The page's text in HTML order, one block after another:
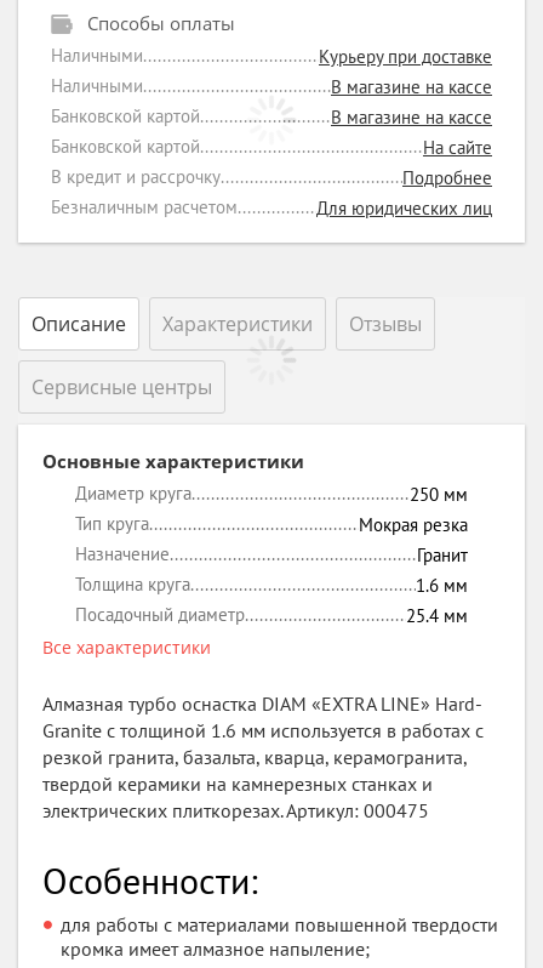
Способы оплаты
Наличными
Курьеру при доставке
Наличными
В магазине на кассе
Банковской картой
В магазине на кассе
Банковской картой
На сайте
В кредит и рассрочку
Подробнее
Безналичным расчетом
Для юридических лиц
Описание Характеристики Отзывы
Сервисные центры
Основные характеристики
Диаметр круга 250 мм
Тип круга
Мокрая резка
Назначение
Гранит
Толщина круга
1.6 мм
Посадочный диаметр
25.4 мм
Все характеристики
Алмазная турбо оснастка DIAM «EXTRA LINE» Hard-
Granite с толщиной 1.6 мм используется в работах с
резкой гранита, базальта, кварца, керамогранита,
твердой керамики на камнерезных станках и
электрических плиткорезах. Артикул: 000475
Особенности:
для работы с материалами повышенной твердости
кромка имеет алмазное напыление;